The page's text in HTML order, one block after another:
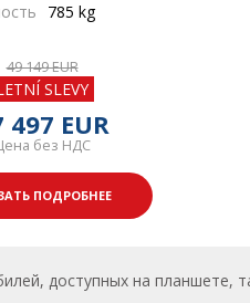
785 kg
49 149 EUR
SLEVY
497 EUR
без НДС
ПОДРОБНЕЕ
на